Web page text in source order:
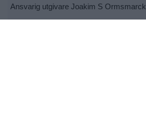
Ansvarig utgivare Joakim S Ormsmarck